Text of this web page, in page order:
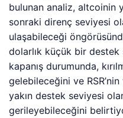
bulunan analiz, altcoinin
sonraki direnç seviyesi
ulaşabileceği
dolarlık küçük bir destek
kapanış durumunda,
gelebileceğini ve
yakın destek seviyesi
gerileyebileceğini